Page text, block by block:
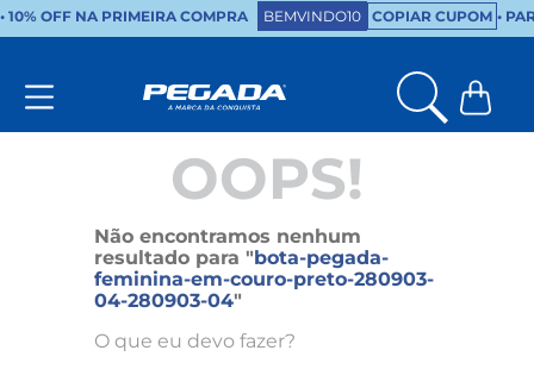
• 10% OFF NA PRIMEIRA COMPRA BEMVINDO10 COPIAR CUPOM •
OOPS!
Não encontramos nenhum
resultado para "bota-pegada-
feminina-em-couro-preto-280903-
04-280903-04"
O que eu devo fazer?